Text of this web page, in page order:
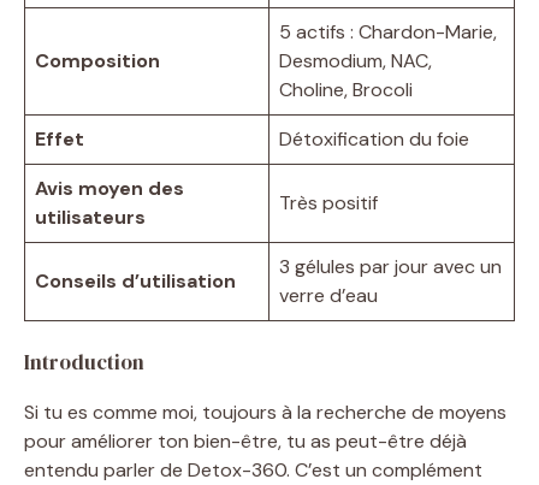
Composition
5 actifs : Chardon-Marie,
Desmodium, NAC,
Choline, Brocoli
Effet
Détoxification du foie
Avis moyen des
utilisateurs
Très positif
Conseils d’utilisation
3 gélules par jour avec un
verre d’eau
Introduction
Si tu es comme moi, toujours à la recherche de moyens
pour améliorer ton bien-être, tu as peut-être déjà
entendu parler de Detox-360. C’est un complément